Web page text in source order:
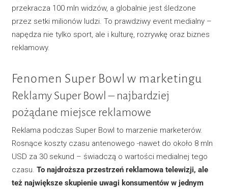
przekracza 100 mln widzów, a globalnie jest śledzone
przez setki milionów ludzi. To prawdziwy event medialny –
napędza nie tylko sport, ale i kulturę, rozrywkę oraz biznes
reklamowy.
Fenomen Super Bowl w marketingu
Reklamy Super Bowl – najbardziej
pożądane miejsce reklamowe
Reklama podczas Super Bowl to marzenie marketerów.
Rosnące koszty czasu antenowego -nawet do około 8 mln
USD za 30 sekund – świadczą o wartości medialnej tego
czasu. To najdroższa przestrzeń reklamowa telewizji, ale
też największe skupienie uwagi konsumentów w jednym